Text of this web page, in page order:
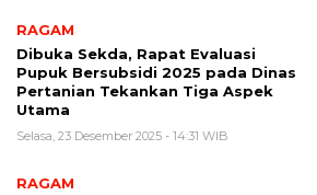
RAGAM
Dibuka Sekda, Rapat Evaluasi
Pupuk Bersubsidi 2025 pada Dinas
Pertanian Tekankan Tiga Aspek
Utama
Selasa, 23 Desember 2025 - 14:31 WIB
RAGAM